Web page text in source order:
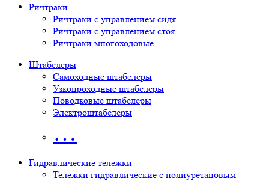
Ричтраки
Ричтраки с управлением сидя
Ричтраки с управлением стоя
Ричтраки многоходовые
Штабелеры
Самоходные штабелеры
Узкопроходные штабелеры
Поводковые штабелеры
Электроштабелеры
…
Гидравлические тележки
Тележки гидравлические с полиуретановым